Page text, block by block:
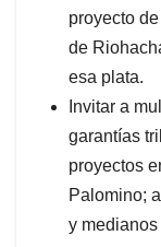
proyecto
de
esa plata.
Invitar a
garantías
proyectos
Palomino;
y